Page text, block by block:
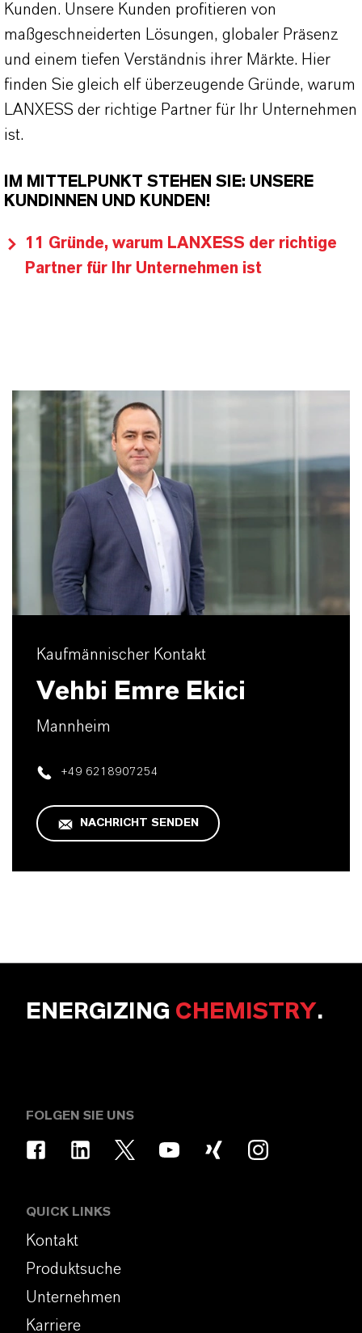
Kunden. Unsere Kunden profitieren von
maßgeschneiderten Lösungen, globaler Präsenz
und einem tiefen Verständnis ihrer Märkte. Hier
finden Sie gleich elf überzeugende Gründe, warum
LANXESS der richtige Partner für Ihr Unternehmen
ist.
IM MITTELPUNKT STEHEN SIE: UNSERE
KUNDINNEN UND KUNDEN!
11 Gründe, warum LANXESS der richtige
Partner für Ihr Unternehmen ist
Kaufmännischer Kontakt
Vehbi Emre Ekici
Mannheim
+49 6218907254
NACHRICHT SENDEN
ENERGIZING CHEMISTRY.
FOLGEN SIE UNS
QUICK LINKS
Kontakt
Produktsuche
Unternehmen
Karriere